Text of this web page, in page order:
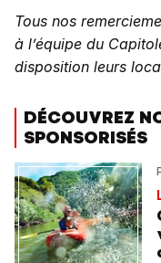
Tous nos
à l’équipe du
disposition leurs
DÉCOUVREZ
SPONSORISÉS